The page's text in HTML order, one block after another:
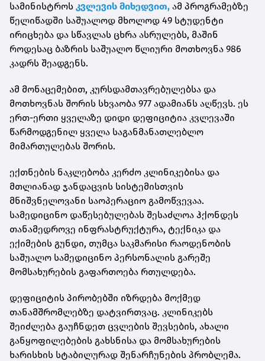
სამინისტროს კვლევის მიხედვით, ამ პროგრამებზე
წელიწადში საშუალოდ მხოლოდ 49 სტუდენტი
ირიცხება და სწავლას ცხრა ასრულებს, მაშინ
როდესაც ბაზრის საშუალო წლიური მოთხოვნა 986
კადრს შეადგენს.
ამ მონაცემებით, კურსდამთავრებულებსა და
მოთხოვნას შორის სხვაობა 977 ადამიანს აღწევს. ეს
ერთ-ერთი ყველაზე დიდი დეფიციტია კვლევაში
წარმოდგენილ ყველა საგანმანათლებლო
მიმართულებას შორის.
ექთნების ნაკლებობა კერძო კლინიკებისა და
მთლიანად ჯანდაცვის სისტემისთვის
მნიშვნელოვანი საოპერაციო გამოწვევაა.
სამედიცინო დაწესებულებას შესაძლოა ჰქონდეს
თანამედროვე ინფრასტრუქტურა, ტექნიკა და
ექიმების გუნდი, თუმცა საკმარისი რაოდენობის
საშუალო სამედიცინო პერსონალის გარეშე
მომსახურების გაფართოება რთულდება.
დეფიციტის პირობებში იზრდება მოქმედ
თანამშრომლებზე დატვირთვაც. კლინიკებს
შეიძლება გაუჩნდეთ ცვლების შევსების, ახალი
განყოფილებების გახსნისა და მომსახურების
ხარისხის სტაბილურად შენარჩუნების პრობლემა.